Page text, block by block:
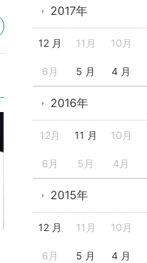
2017年
12 月 11月 10月
6月 5 月 4 月
2016年
12月 11 月 10月
6月 5月 4月
2015年
12 月 11月 10月
6月 5 月 4 月